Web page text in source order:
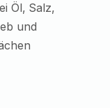
Öl, Salz,
und